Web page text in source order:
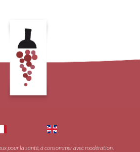
pour la santé, à consommer avec modération.